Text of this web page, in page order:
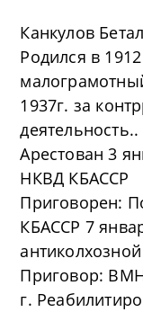
Канкулов
Родился в
1937г. за
Арестован 3
НКВД КБАССР
Приговорен:
КБАССР 7
Приговор:
г.